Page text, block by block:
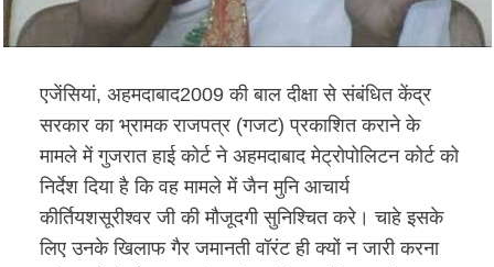
एजेंसियां, अहमदाबाद2009 की बाल दीक्षा से संबंधित केंद्र
सरकार का भ्रामक राजपत्र (गजट) प्रकाशित कराने के
मामले में गुजरात हाई कोर्ट ने अहमदाबाद मेट्रोपोलिटन कोर्ट को
निर्देश दिया है कि वह मामले में जैन मुनि आचार्य
कीर्तियशसूरीश्वर जी की मौजूदगी सुनिश्चित करे। चाहे इसके
लिए उनके खिलाफ गैर जमानती वॉरंट ही क्यों न जारी करना